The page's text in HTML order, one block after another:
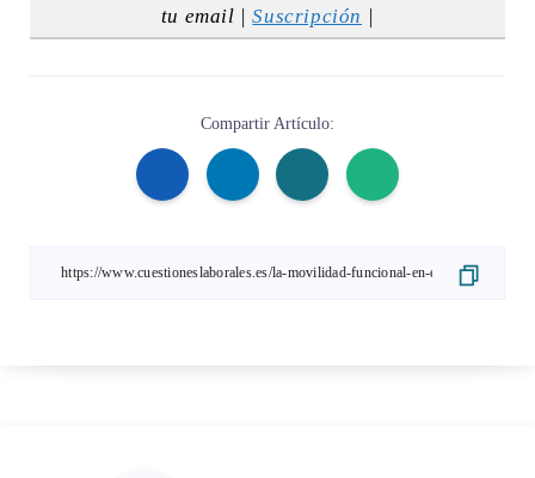
tu email |Suscripción |
Compartir Artículo: